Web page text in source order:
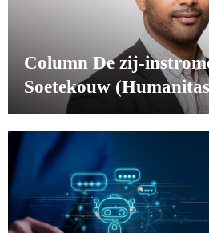
Column De zij-
Soetekouw